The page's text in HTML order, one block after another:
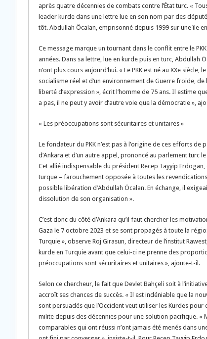
après quatre décennies de combats contre l’État turc. «
leader kurde dans une lettre lue en son nom par des
tôt. Abdullah Öcalan, emprisonné depuis 1999 sur une île
Ce message marque un tournant dans le conflit entre le
années. Dans sa lettre, lue en kurde puis en turc,
n’ont plus cours aujourd’hui. « Le PKK est né au XXe
socialisme réel et d’un environnement de Guerre froide,
liberté d’expression », écrit l’homme de 75 ans. Il estime
a pas, il ne peut y avoir d’autre voie que la démocratie »,
« Les préoccupations sont sécuritaires et unitaires »
Le fondateur du PKK n’est pas à l’origine de ces efforts
d’Ankara et d’un autre appel, prononcé au parlement turc
Cet allié indispensable du président Recep Tayyip
turque – farouchement opposée à toutes les
possible libération d’Abdullah Öcalan. En échange, il
dissolution de son organisation ».
C’est donc du côté d’Ankara qu’il faut chercher les
Gaza le 7 octobre 2023 et se sont propagés à toute la
Turquie », observe Roj Girasun, directeur de l’institut
kurde en Turquie avant que celui-ci ne prenne des
préoccupations sont sécuritaires et unitaires », ajoute-t-il.
Selon ce chercheur, le fait que Devlet Bahçeli soit à
accroît ses chances de succès. « Il est indéniable que la
sont persuadés que l’Occident veut utiliser les Kurdes
milite depuis des décennies pour une solution pacifique. «
comparables qui ont réussi n’ont jamais été menés dans